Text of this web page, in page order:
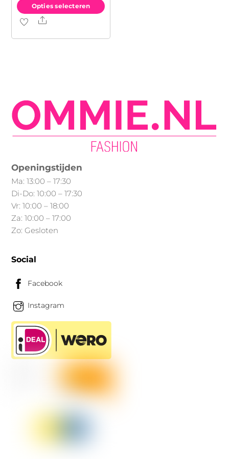
Opties selecteren
Dit
optie
kan
gekozen
de
productpagina
Share
Openingstijden
Ma: 13:00 – 17:30
Di-Do: 10:00 – 17:30
Vr: 10:00 – 18:00
Za: 10:00 – 17:00
Zo: Gesloten
Social
Facebook
Instagram